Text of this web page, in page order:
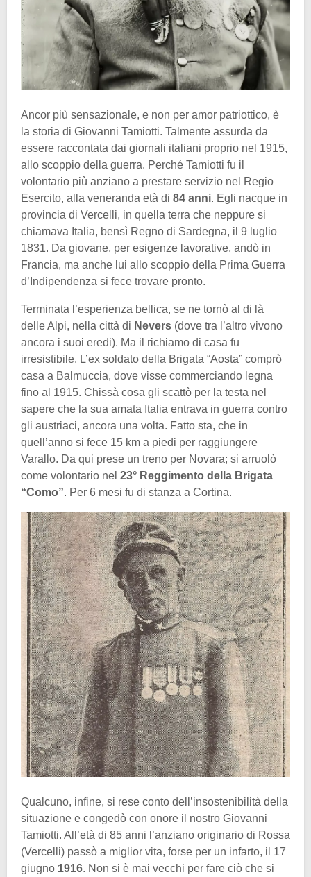
Ancor più sensazionale, e non per amor patriottico, è
la storia di Giovanni Tamiotti. Talmente assurda da
essere raccontata dai giornali italiani proprio nel 1915,
allo scoppio della guerra. Perché Tamiotti fu il
volontario più anziano a prestare servizio nel Regio
Esercito, alla veneranda età di 84 anni. Egli nacque in
provincia di Vercelli, in quella terra che neppure si
chiamava Italia, bensì Regno di Sardegna, il 9 luglio
1831. Da giovane, per esigenze lavorative, andò in
Francia, ma anche lui allo scoppio della Prima Guerra
d’Indipendenza si fece trovare pronto.
Terminata l’esperienza bellica, se ne tornò al di là
delle Alpi, nella città di Nevers (dove tra l’altro vivono
ancora i suoi eredi). Ma il richiamo di casa fu
irresistibile. L’ex soldato della Brigata “Aosta” comprò
casa a Balmuccia, dove visse commerciando legna
fino al 1915. Chissà cosa gli scattò per la testa nel
sapere che la sua amata Italia entrava in guerra contro
gli austriaci, ancora una volta. Fatto sta, che in
quell’anno si fece 15 km a piedi per raggiungere
Varallo. Da qui prese un treno per Novara; si arruolò
come volontario nel 23° Reggimento della Brigata
“Como”. Per 6 mesi fu di stanza a Cortina.
Qualcuno, infine, si rese conto dell’insostenibilità della
situazione e congedò con onore il nostro Giovanni
Tamiotti. All’età di 85 anni l’anziano originario di Rossa
(Vercelli) passò a miglior vita, forse per un infarto, il 17
giugno 1916. Non si è mai vecchi per fare ciò che si